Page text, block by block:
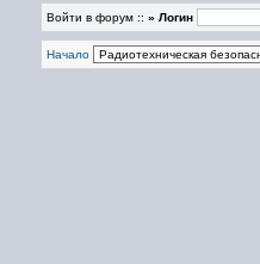
Войти в форум :: » Логин
Начало